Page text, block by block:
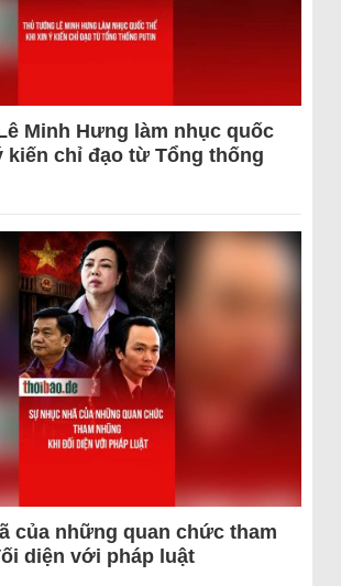
Minh Hưng làm nhục quốc
kiến chỉ đạo từ Tổng thống
của những quan chức tham
diện với pháp luật